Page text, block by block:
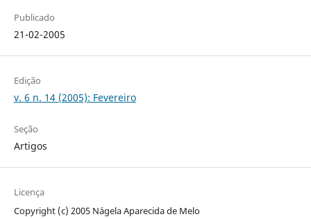
Publicado
21-02-2005
Edição
v. 6 n. 14 (2005): Fevereiro
Seção
Artigos
Licença
Copyright (c) 2005 Nágela Aparecida de Melo